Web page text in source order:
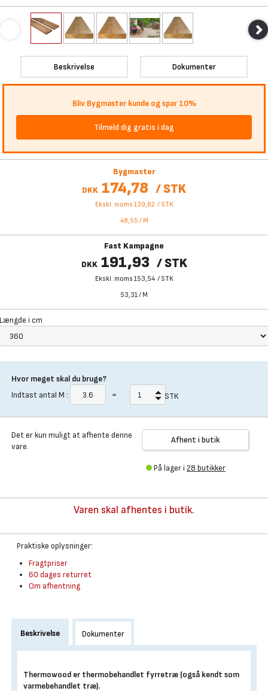
Beskrivelse Dokumenter
Bliv Bygmaster kunde og spar 10%
Tilmeld dig gratis i dag
Bygmaster
DKK 174,78 /STK
Ekskl. moms 139,82 / STK
48,55 / M
Fast Kampagne
DKK 191,93 / STK
Ekskl. moms 153,54 / STK
53,31/ M
Længde i cm
Hvor meget skal du bruge?
Indtast antal M : = STK
Det er kun muligt at afhente denne
vare.
Afhent i butik
På lager i 28 butikker
Varen skal afhentes i butik.
Praktiske oplysninger:
Fragtpriser
60 dages returret
Om afhentning
Beskrivelse Dokumenter
Thermowood er thermobehandlet fyrretræ (også kendt som
varmebehandlet træ).